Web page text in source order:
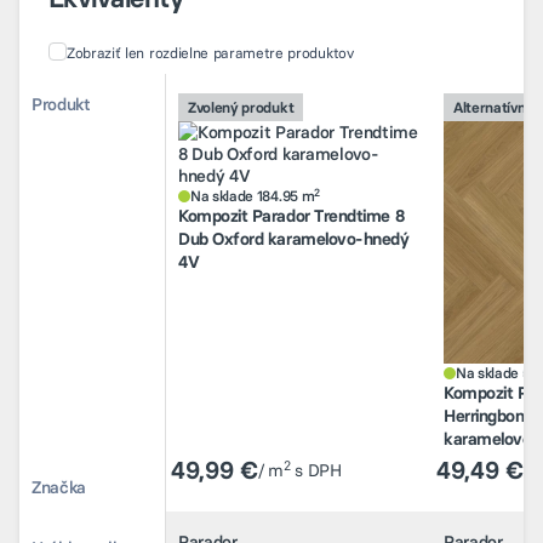
Zobraziť len rozdielne parametre produktov
Porovnanie alternatívnych produktov
Produkt Zvolený produkt
Na sklade 184.95 m2
Kompozit Parador Trendtime 8
Dub Oxford karamelovo-hnedý
4V
49,99 €/ m2s DPH
Alternatívny
Na sklade
Kompozit
Herringbone
49,49 €/
Porovnanie alternatívnych produktov
Produkt
Zvolený produkt
Na sklade 184.95 m2
Kompozit Parador Trendtime 8
Dub Oxford karamelovo-hnedý
4V
Alternatívny
Na sklade
49,49 €/
Značka Parador Parador